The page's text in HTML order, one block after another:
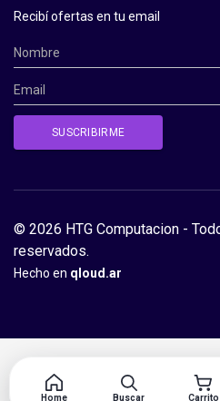
Recibí ofertas en tu email
© 2026 HTG Computacion -
reservados.
Hecho en qloud.ar
Home Buscar Carrito